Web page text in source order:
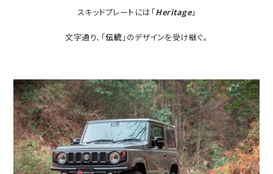
スキッドプレートには「Heritage」
文字通り、「伝統 」のデザインを受け継ぐ。